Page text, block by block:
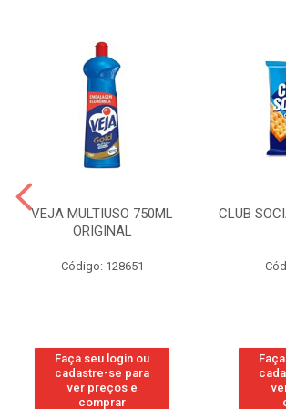
VEJA MULTIUSO 750ML
ORIGINAL
Código: 128651
Faça seu login ou
cadastre-se para
ver preços e
comprar
CLUB